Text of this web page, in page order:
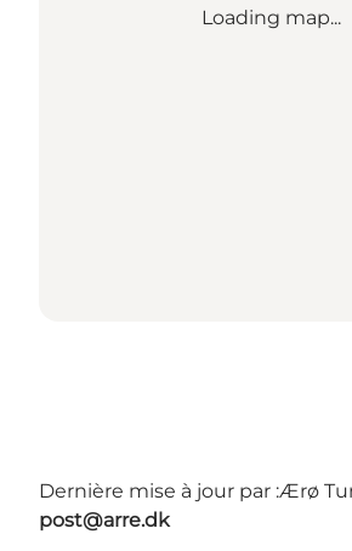
Loading map...
Dernière mise à jour par :Ærø
post@arre.dk